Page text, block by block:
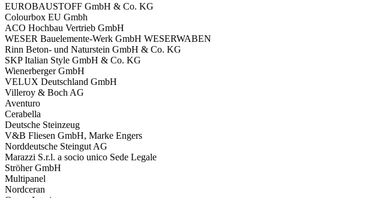
EUROBAUSTOFF GmbH & Co. KG
Colourbox EU Gmbh
ACO Hochbau Vertrieb GmbH
WESER Bauelemente-Werk GmbH WESERWABEN
Rinn Beton- und Naturstein GmbH & Co. KG
SKP Italian Style GmbH & Co. KG
Wienerberger GmbH
VELUX Deutschland GmbH
Villeroy & Boch AG
Aventuro
Cerabella
Deutsche Steinzeug
V&B Fliesen GmbH, Marke Engers
Norddeutsche Steingut AG
Marazzi S.r.l. a socio unico Sede Legale
Ströher GmbH
Multipanel
Nordceran